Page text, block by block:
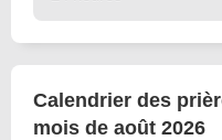
Calendrier des
mois de août 2026